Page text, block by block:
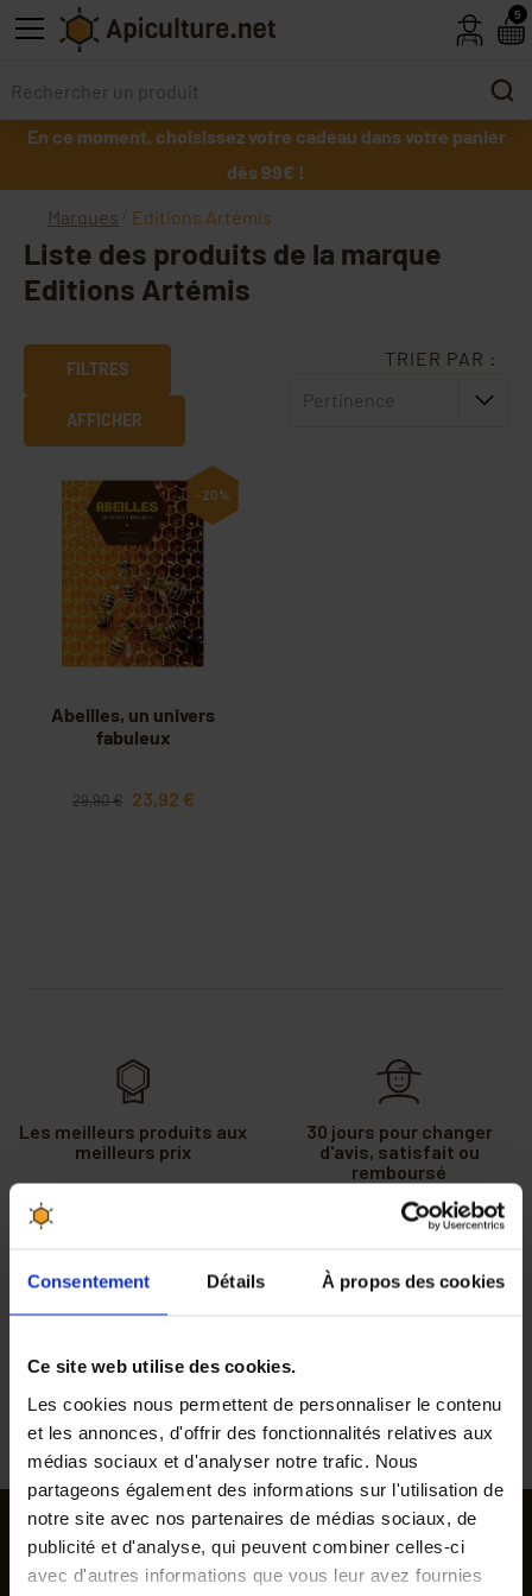
Consentement Détails À propos des cookies
Ce site web utilise des cookies.
Les cookies nous permettent de personnaliser le contenu
et les annonces, d'offrir des fonctionnalités relatives aux
médias sociaux et d'analyser notre trafic. Nous
partageons également des informations sur l'utilisation de
notre site avec nos partenaires de médias sociaux, de
publicité et d'analyse, qui peuvent combiner celles-ci
avec d'autres informations que vous leur avez fournies
Skip to main content
En ce moment, choisissez votre cadeau dans votre panier
dès 99€ !
Marques Editions Artémis
Liste des produits de la marque
Editions Artémis
FILTRES
AFFICHER
TRIER PAR :
Pertinence
-20%
Abeilles, un univers
fabuleux
29,90 € 23,92 €
Les meilleurs produits aux
meilleurs prix
30 jours pour changer
d'avis, satisfait ou
remboursé
conseillent au 04 90 06 39
Gagnez des points de
fidélité à chaque
Commande passée avant
midi expédiée le jour même
Livraison rapide à domicile
SUIVEZ-NOUS
Recevez nos offres et
5